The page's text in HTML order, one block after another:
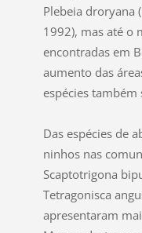
Plebeia droryana
1992), mas até o
encontradas em
aumento das
espécies
Das espécies de
ninhos nas
Scaptotrigona
Tetragonisca
apresentaram